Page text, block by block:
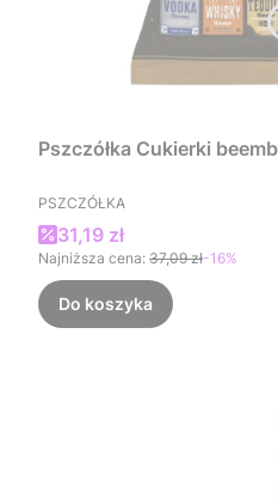
Pszczółka Cukierki
PRODUCENT
PSZCZÓŁKA
Cena promocyjna
31,19 zł
Najniższa cena: 37,09 zł-16%
Do koszyka